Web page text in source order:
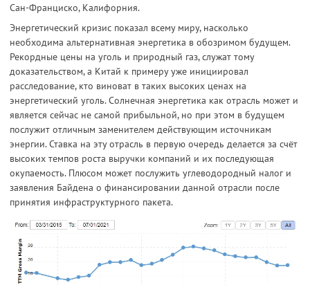
Сан-Франциско, Калифорния.
Энергетический кризис показал всему миру, насколько
необходима альтернативная энергетика в обозримом будущем.
Рекордные цены на уголь и природный газ, служат тому
доказательством, а Китай к примеру уже инициировал
расследование, кто виноват в таких высоких ценах на
энергетический уголь. Солнечная энергетика как отрасль может и
является сейчас не самой прибыльной, но при этом в будущем
послужит отличным заменителем действующим источникам
энергии. Ставка на эту отрасль в первую очередь делается за счёт
высоких темпов роста выручки компаний и их последующая
окупаемость. Плюсом может послужить углеводородный налог и
заявления Байдена о финансировании данной отрасли после
принятия инфраструктурного пакета.